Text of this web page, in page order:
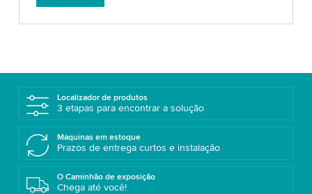
Localizador de produtos
3 etapas para encontrar a solução
Máquinas em estoque
Prazos de entrega curtos e instalação
O Caminhão de exposição
Chega até você!